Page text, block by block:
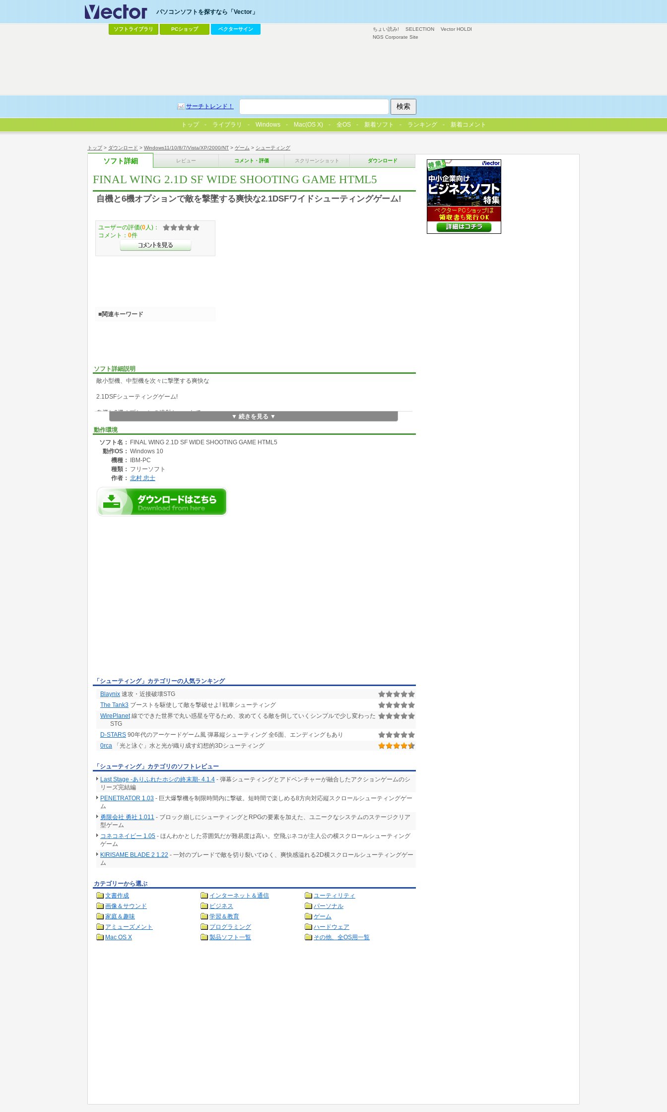
トップ> ダウンロード > Windows11/10/8/7/Vista/XP/2000/NT > ゲーム > シューティング
ソフト詳細 レビュー コメント・評価 スクリーンショット ダウンロード
FINAL WING 2.1D SF WIDE SHOOTING GAME HTML5
自機と6機オプションで敵を撃墜する爽快な2.1DSFワイドシューティングゲーム!
ソフト詳細説明
敵小型機、中型機を次々に撃墜する爽快な
2.1DSFシューティングゲーム!
自機と6機オプションの連射ショットで
敵を撃墜する爽快なオンライン2.1D
シューティングゲーム!
HTML5で制作した簡易2.1Dシューティング
ゲームアプリ!MP3サウンド対応版。
Windows10対応の爽快なSFシューティング!
解凍後のフォルダー内の「canvasg001.html」
[スペースキー][C][V][B][N][M]で6種ショット。
[Q]で2.1D表示。
[W]で2D表示。
[A]でライトスクリーン表示。
[S]でノーマル表示。
[U][I]で縦スクロール画面の縮小。
[L]でノーマル画面サイズに戻る。
対応OS:Windows10
対応ブラウザー:IE11/Chrome/Fire Fox
/Opera/Edge
CPU:Core i3/Core i5/Core i7
HDD:30MB以上の空き容量
解像度:1366*768ドット
グラフィックス:HDグラフィックス
サウンド:FM音源
[ホームページ]
RAYHAWK GAME WORLD
RAYHAWK STG COM
LAYER RAY SHOOTING WORLD
▼ 続きを見る ▼
動作環境
ソフト名： FINAL WING 2.1D SF WIDE SHOOTING GAME HTML5
動作OS： Windows 10
機種：
IBM-PC
種類： フリーソフト
作者： 北村 忠士
ユーザーの評価(0 人)：
コメント： 0件
■関連キーワード
「シューティング」カテゴリーの人気ランキング
Blaynix 速攻・近接破壊STG
The Tank3 ブーストを駆使して敵を撃破せよ! 戦車シューティング
WirePlanet線でできた世界で丸い惑星を守るため、攻めてくる敵を倒していくシンプルで少し変わった
STG
D-STARS 90年代のアーケードゲーム風 弾幕縦シューティング 全6面、エンディングもあり
0rca 「光と泳ぐ」水と光が織り成す幻想的3Dシューティング
「シューティング」カテゴリのソフトレビュー
Last Stage -ありふれたホシの終末期- 4.1.4 - 弾幕シューティングとアドベンチャーが融合したアクションゲームのシ
リーズ完結編
PENETRATOR 1.03 - 巨大爆撃機を制限時間内に撃破。短時間で楽しめる8方向対応縦スクロールシューティングゲー
ム
勇限会社 勇社 1.011 - ブロック崩しにシューティングとRPGの要素を加えた、ユニークなシステムのステージクリア
型ゲーム
コネコネイビー 1.05 - ほんわかとした雰囲気だが難易度は高い。空飛ぶネコが主人公の横スクロールシューティング
ゲーム
KIRISAME BLADE 2 1.22 - 一対のブレードで敵を切り裂いてゆく、爽快感溢れる2D横スクロールシューティングゲー
ム
カテゴリーから選ぶ
文書作成
インターネット＆通信
ユーティリティ
画像＆サウンド
ビジネス
パーソナル
家庭＆趣味
学習＆教育
ゲーム
アミューズメント
プログラミング
ハードウェア
Mac OS X
製品ソフト一覧 その他、全OS用一覧
ちょい読み! SELECTION
Vector HOLDI
NGS Corporate Site
パソコンソフトを探すなら「Vector」
ソフトライブラリ PCショップ ベクターサイン
サーチトレンド！
トップ ライブラリ Windows Mac(OS X) 全OS 新着ソフト ランキング 新着コメント